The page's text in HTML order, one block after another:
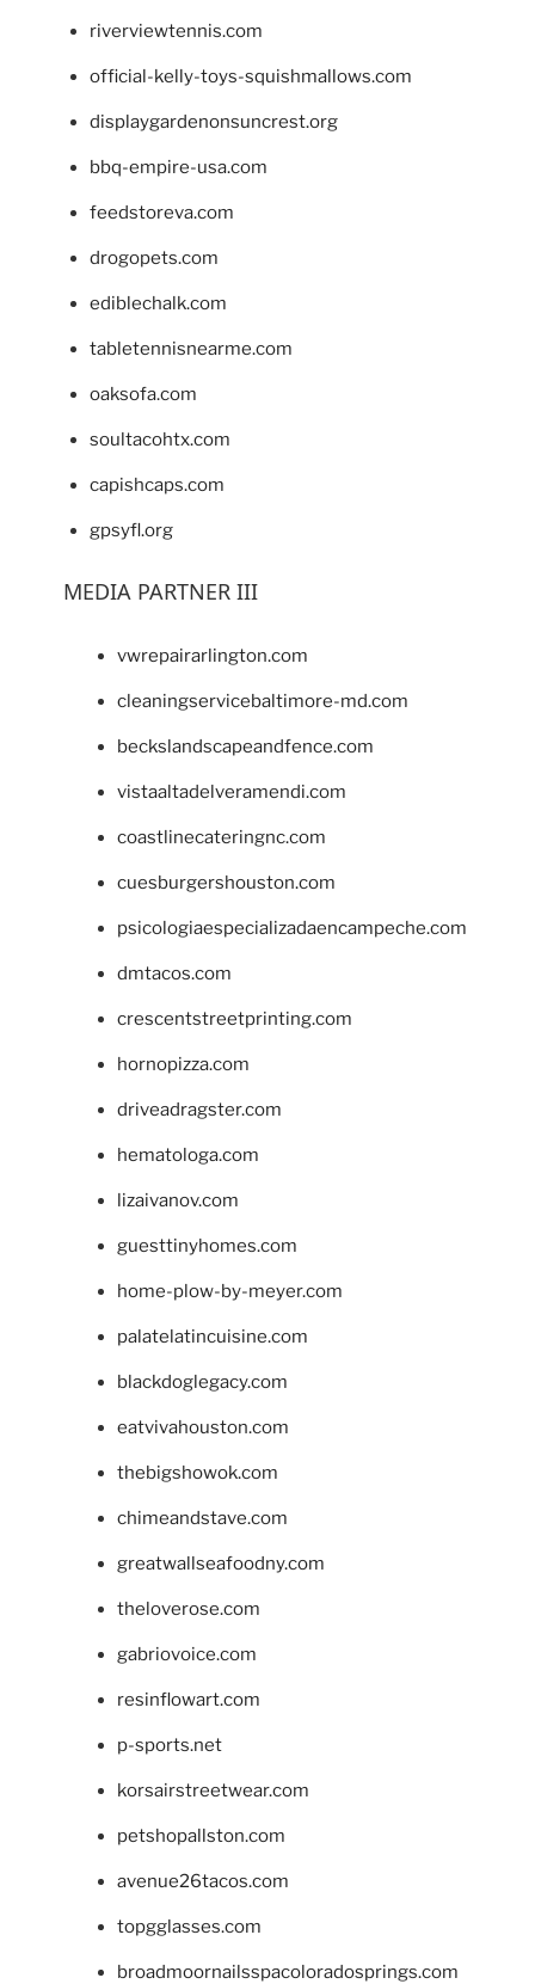
riverviewtennis.com
official-kelly-toys-squishmallows.com
displaygardenonsuncrest.org
bbq-empire-usa.com
feedstoreva.com
drogopets.com
ediblechalk.com
tabletennisnearme.com
oaksofa.com
soultacohtx.com
capishcaps.com
gpsyfl.org
MEDIA PARTNER III
vwrepairarlington.com
cleaningservicebaltimore-md.com
beckslandscapeandfence.com
vistaaltadelveramendi.com
coastlinecateringnc.com
cuesburgershouston.com
psicologiaespecializadaencampeche.com
dmtacos.com
crescentstreetprinting.com
hornopizza.com
driveadragster.com
hematologa.com
lizaivanov.com
guesttinyhomes.com
home-plow-by-meyer.com
palatelatincuisine.com
blackdoglegacy.com
eatvivahouston.com
thebigshowok.com
chimeandstave.com
greatwallseafoodny.com
theloverose.com
gabriovoice.com
resinflowart.com
p-sports.net
korsairstreetwear.com
petshopallston.com
avenue26tacos.com
topgglasses.com
broadmoornailsspacoloradosprings.com